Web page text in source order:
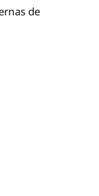
de